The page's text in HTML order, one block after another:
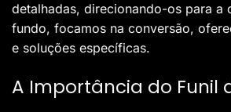
detalhadas, direcionando-os para a
fundo, focamos na conversão,
e soluções específicas.
A Importância do Funil